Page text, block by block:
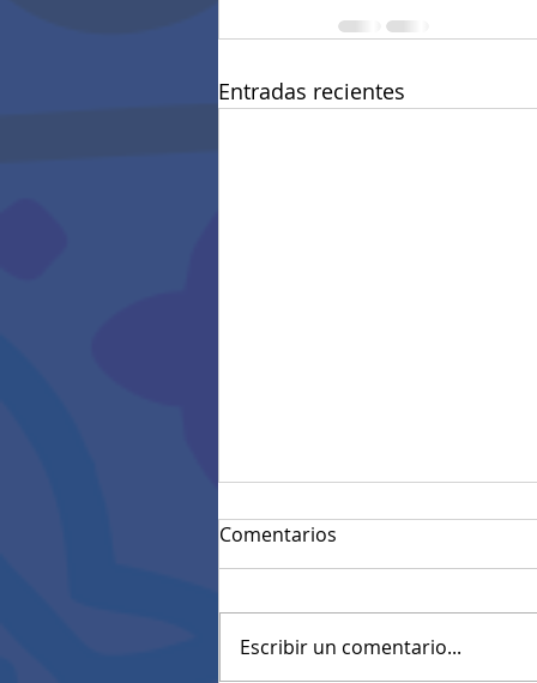
Entradas recientes
Comentarios
Escribir un comentario...